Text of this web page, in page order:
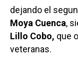
dejando el
Moya Cuenca,
Lillo Cobo, que
veteranas.